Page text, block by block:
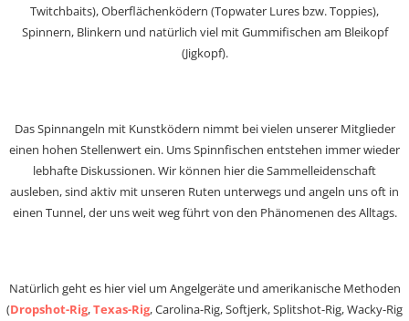
Twitchbaits), Oberflächenködern (Topwater Lures bzw. Toppies),
Spinnern, Blinkern und natürlich viel mit Gummifischen am Bleikopf
(Jigkopf).
Das Spinnangeln mit Kunstködern nimmt bei vielen unserer Mitglieder
einen hohen Stellenwert ein. Ums Spinnfischen entstehen immer wieder
lebhafte Diskussionen. Wir können hier die Sammelleidenschaft
ausleben, sind aktiv mit unseren Ruten unterwegs und angeln uns oft in
einen Tunnel, der uns weit weg führt von den Phänomenen des Alltags.
Natürlich geht es hier viel um Angelgeräte und amerikanische Methoden
(Dropshot-Rig,Texas-Rig, Carolina-Rig, Softjerk, Splitshot-Rig, Wacky-Rig